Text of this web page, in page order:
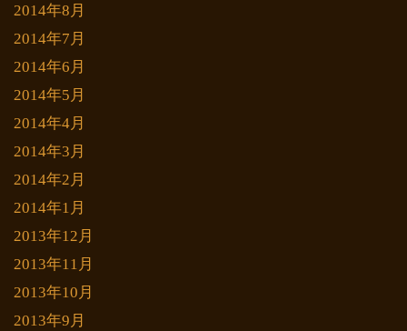
2014年8月
2014年7月
2014年6月
2014年5月
2014年4月
2014年3月
2014年2月
2014年1月
2013年12月
2013年11月
2013年10月
2013年9月